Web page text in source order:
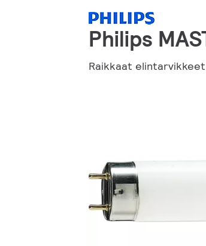
Philips
Raikkaat elintarvikkeet